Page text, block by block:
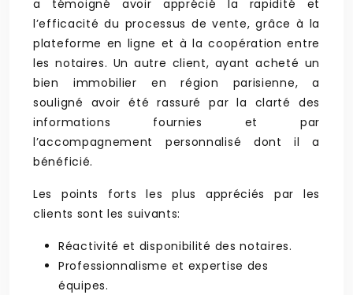
a témoigné avoir apprécié la rapidité et
l’efficacité du processus de vente, grâce à la
plateforme en ligne et à la coopération entre
les notaires. Un autre client, ayant acheté un
bien immobilier en région parisienne, a
souligné avoir été rassuré par la clarté des
informations fournies et par
l’accompagnement personnalisé dont il a
bénéficié.
Les points forts les plus appréciés par les
clients sont les suivants:
Réactivité et disponibilité des notaires.
Professionnalisme et expertise des
équipes.